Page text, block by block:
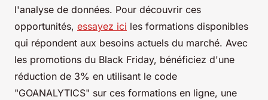
l'analyse de données. Pour découvrir ces
opportunités, essayez ici les formations disponibles
qui répondent aux besoins actuels du marché. Avec
les promotions du Black Friday, bénéficiez d'une
réduction de 3% en utilisant le code
"GOANALYTICS" sur ces formations en ligne, une